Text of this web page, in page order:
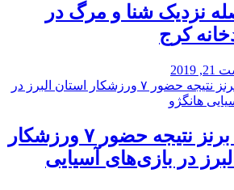
نزدیک شنا و مرگ در
کرج
2019
۲ مدال برنز نتیجه حضور ۷ ورزشکار
در بازی‌های آسیایی